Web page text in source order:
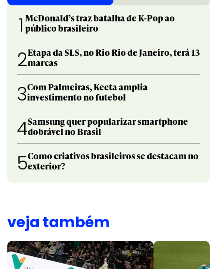
1 McDonald’s traz batalha de K-Pop ao
público brasileiro
2Etapa da SLS, no Rio Rio de Janeiro, terá 13
marcas
3Com Palmeiras, Keeta amplia
investimento no futebol
4Samsung quer popularizar smartphone
dobrável no Brasil
5Como criativos brasileiros se destacam no
exterior?
veja também